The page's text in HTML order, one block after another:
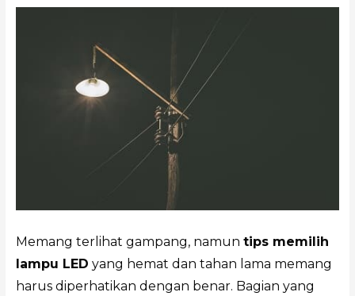
Memang terlihat gampang, namun tips memilih
lampu LED yang hemat dan tahan lama memang
harus diperhatikan dengan benar. Bagian yang